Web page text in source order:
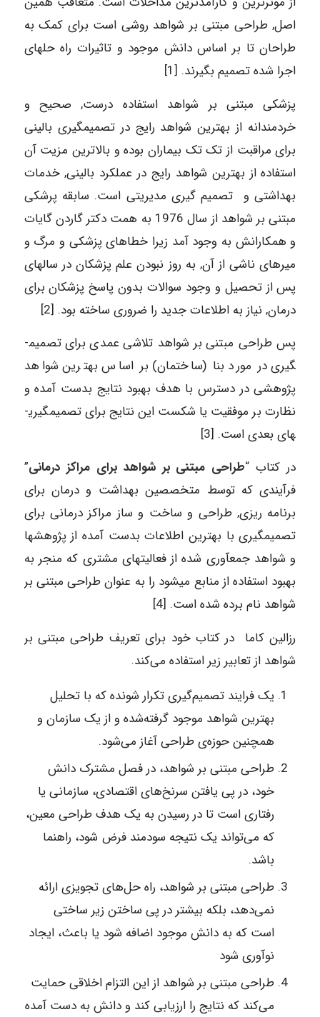
اصل, طراحی مبتنی بر شواهد روشی است برای کمک به
طراحان تا بر اساس دانش موجود و تاثیرات راه ­حل­های
اجرا شده تصمیم بگیرند. [1]
پزشکی مبتنی بر شواهد استفاده درست, صحیح و
خردمندانه از بهترین شواهد رایج در تصمیم­گیری بالینی
برای مراقبت از تک تک بیماران بوده و بالاترین مزیت آن
استفاده از بهترین شواهد رایج در عملکرد بالینی, خدمات
بهداشتی و تصمیم ­گیری مدیریتی است. سابقه پرشکی
مبتنی بر شواهد از سال 1976 به همت دکتر گاردن گایات
و همکارانش به وجود آمد زیرا خطاهای پزشکی و مرگ و
میرهای ناشی از آن, به روز نبودن علم پزشکان در سال­های
پس از تحصیل و وجود سوالات بدون پاسخ پزشکان برای
درمان, نیاز به اطلاعات جدید را ضروری ساخته بود. [2]
پس طراحی مبتنی بر شواهد تلاشی عمدی برای تصمیم­
گیری در مورد بنا (ساختمان) بر اساس بهترین شواهد
پژوهشی در دسترس با هدف بهبود نتایج بدست آمده و
نظارت بر موفقیت یا شکست این نتایج برای تصمیم­گیری­
های بعدی است. [3]
در کتاب “طراحی مبتنی بر شواهد برای مراکز درمانی”
فرآیندی که توسط متخصصین بهداشت و درمان برای
برنامه ریزی, طراحی و ساخت و ساز مراکز درمانی برای
تصمیم­گیری با بهترین اطلاعات بدست آمده از پژوهش­ها
و شواهد جمع­آوری شده از فعالیت­های مشتری که منجر به
بهبود استفاده از منابع می­شود را به عنوان طراحی مبتنی بر
شواهد نام برده شده است. [4]
رزالین کاما در کتاب خود برای تعریف طراحی مبتنی بر
شواهد از تعابیر زیر استفاده می‌کند.
یک فرایند تصمیم‌گیری تکرار شونده که با تحلیل
بهترین شواهد موجود گرفته‌شده و از یک سازمان و
همچنین حوزه‌ی طراحی آغاز می‌شود.
طراحی مبتنی بر شواهد، در فصل مشترک دانش
خود، در پی یافتن سرنخ‌های اقتصادی، سازمانی یا
رفتاری است تا در رسیدن به یک هدف طراحی معین،
که می‌تواند یک نتیجه سودمند فرض شود، راهنما
باشد.
طراحی مبتنی بر شواهد، راه حل‌های تجویزی ارائه
نمی‌دهد، بلکه بیشتر در پی ساختن زیر ساختی
است که به دانش موجود اضافه شود یا باعث، ایجاد
نوآوری شود
طراحی مبتنی بر شواهد از این التزام اخلاقی حمایت
می‌کند که نتایج را ارزیابی کند و دانش به دست آمده